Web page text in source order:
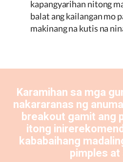
kapangyarihan nitong
balat ang kailangan mo
makinang na kutis na
Karamihan sa mga
nakararanas ng
breakout gamit ang
itong
kababaihang
pimples at